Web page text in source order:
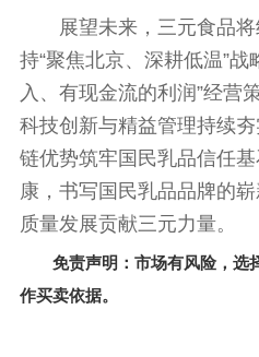
展望未来，三元食品
持“聚焦北京、深耕低温”战
入、有现金流的利润”经营
科技创新与精益管理持续
链优势筑牢国民乳品信任
康，书写国民乳品品牌的
质量发展贡献三元力量。
免责声明：市场有风险，选
作买卖依据。